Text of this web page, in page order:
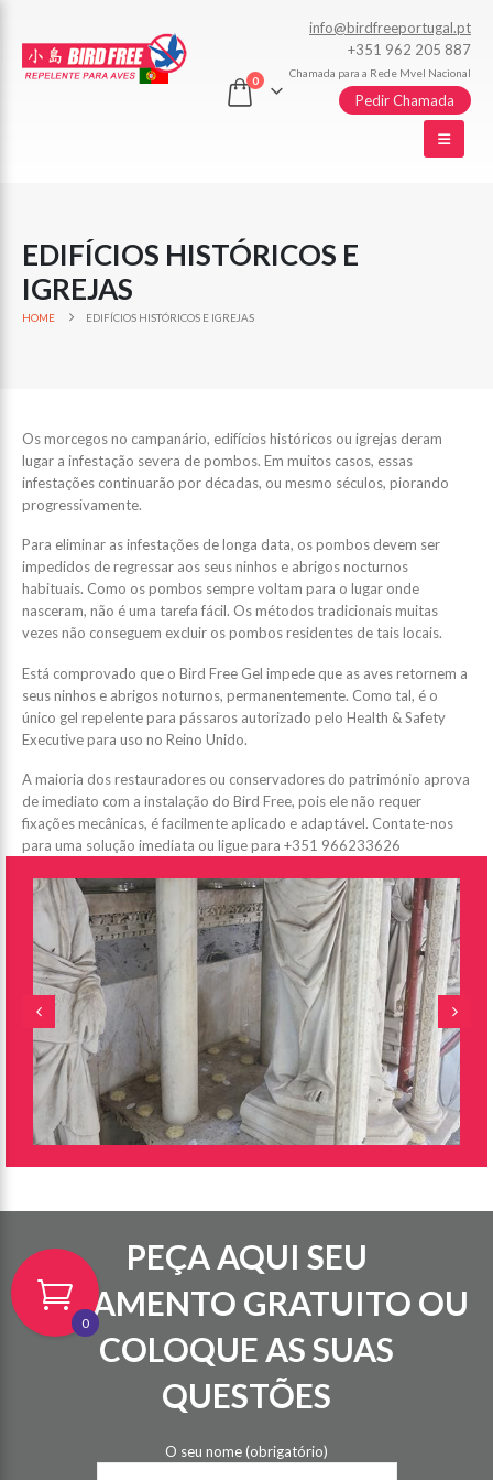
0
info@birdfreeportugal.pt
+351 962 205 887
Chamada para a Rede Mvel Nacional
Pedir Chamada
EDIFÍCIOS HISTÓRICOS E
IGREJAS
HOME EDIFÍCIOS HISTÓRICOS E IGREJAS
Os morcegos no campanário, edifícios históricos ou igrejas deram
lugar a infestação severa de pombos. Em muitos casos, essas
infestações continuarão por décadas, ou mesmo séculos, piorando
progressivamente.
Para eliminar as infestações de longa data, os pombos devem ser
impedidos de regressar aos seus ninhos e abrigos nocturnos
habituais. Como os pombos sempre voltam para o lugar onde
nasceram, não é uma tarefa fácil. Os métodos tradicionais muitas
vezes não conseguem excluir os pombos residentes de tais locais.
Está comprovado que o Bird Free Gel impede que as aves retornem a
seus ninhos e abrigos noturnos, permanentemente. Como tal, é o
único gel repelente para pássaros autorizado pelo Health & Safety
Executive para uso no Reino Unido.
A maioria dos restauradores ou conservadores do património aprova
de imediato com a instalação do Bird Free, pois ele não requer
fixações mecânicas, é facilmente aplicado e adaptável. Contate-nos
para uma solução imediata ou ligue para +351 966233626
PEÇA AQUI SEU
ORÇAMENTO GRATUITO OU
COLOQUE AS SUAS
QUESTÕES
O seu nome (obrigatório)
0